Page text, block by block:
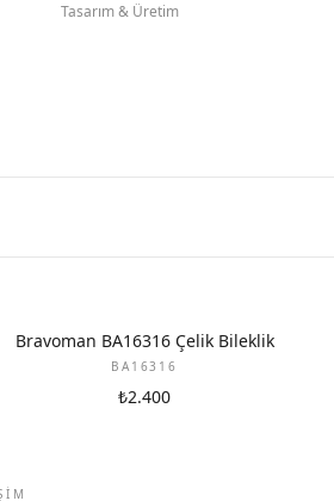
Tasarım & Üretim
Bravoman BA16316 Çelik Bileklik
BA16316
₺2.400